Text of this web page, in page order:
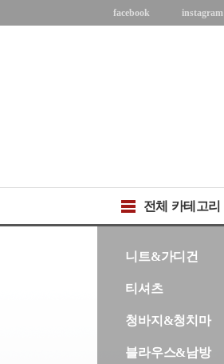
facebook instagram
전체 카테고리
니트&가디건
티셔츠
청바지&청치마
블라우스&남방